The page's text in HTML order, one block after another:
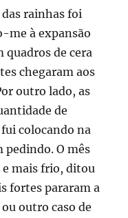
rainhas foi
me à expansão
quadros de cera
chegaram aos
outro lado, as
de
colocando na
pedindo. O mês
e mais frio, ditou
fortes pararam a
outro caso de